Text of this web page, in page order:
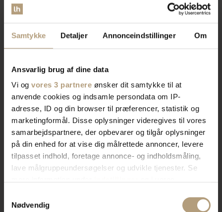
Samtykke Detaljer Annonceindstillinger Om
Ansvarlig brug af dine data
Vi og vores 3 partnere ønsker dit samtykke til at
anvende cookies og indsamle persondata om IP-
adresse, ID og din browser til præferencer, statistik og
marketingformål. Disse oplysninger videregives til vores
samarbejdspartnere, der opbevarer og tilgår oplysninger
på din enhed for at vise dig målrettede annoncer, levere
tilpasset indhold, foretage annonce- og indholdsmåling,
lave målgruppeundersøgelser og udvikle tjenester. Se
tilbage eller ændre indstillinger fra vores
Nødvendig
og mere, der afspejler din stil. Vores produkter
imponerer. Skab rummet du drømmer om med os.
Bliv kontaktet af en salgskonsulent